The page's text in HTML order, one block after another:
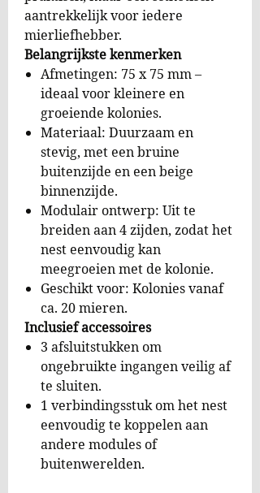
aantrekkelijk voor iedere
mierliefhebber.
Belangrijkste kenmerken
Afmetingen: 75 x 75 mm –
ideaal voor kleinere en
groeiende kolonies.
Materiaal: Duurzaam en
stevig, met een bruine
buitenzijde en een beige
binnenzijde.
Modulair ontwerp: Uit te
breiden aan 4 zijden, zodat het
nest eenvoudig kan
meegroeien met de kolonie.
Geschikt voor: Kolonies vanaf
ca. 20 mieren.
Inclusief accessoires
3 afsluitstukken om
ongebruikte ingangen veilig af
te sluiten.
1 verbindingsstuk om het nest
eenvoudig te koppelen aan
andere modules of
buitenwerelden.